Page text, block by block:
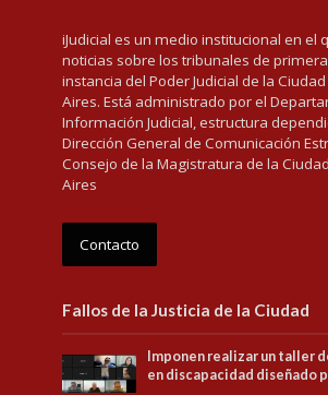
iJudicial es un medio institucional en el
noticias sobre los tribunales de
instancia del Poder Judicial de la
Aires. Está administrado por el
Información Judicial, estructura
Dirección General de Comunicación
Consejo de la Magistratura de la
Aires
Contacto
Fallos de la Justicia de la Ciudad
Imponen realizar un taller
en discapacidad diseñado